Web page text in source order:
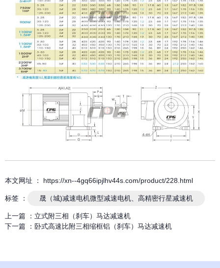
本文网址 ： https://xn--4gq66ipjlhv44s.com/product/228.html
标签 ： 晟（城)减速电机微型减速电机、高精密行星减速机
上一篇 ： 立式附三相（刹车）马达减速机
下一篇 ： 卧式高速比附三相缩框铝（刹车）马达减速机